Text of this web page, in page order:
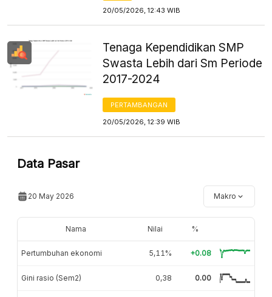
20/05/2026, 12:43 WIB
Tenaga Kependidikan SMP
Swasta Lebih dari Sm Periode
2017-2024
PERTAMBANGAN
20/05/2026, 12:39 WIB
Data Pasar
20 May 2026 Makro
Nama Nilai %
Pertumbuhan ekonomi 5,11% +0.08
Gini rasio (Sem2) 0,38 0.00